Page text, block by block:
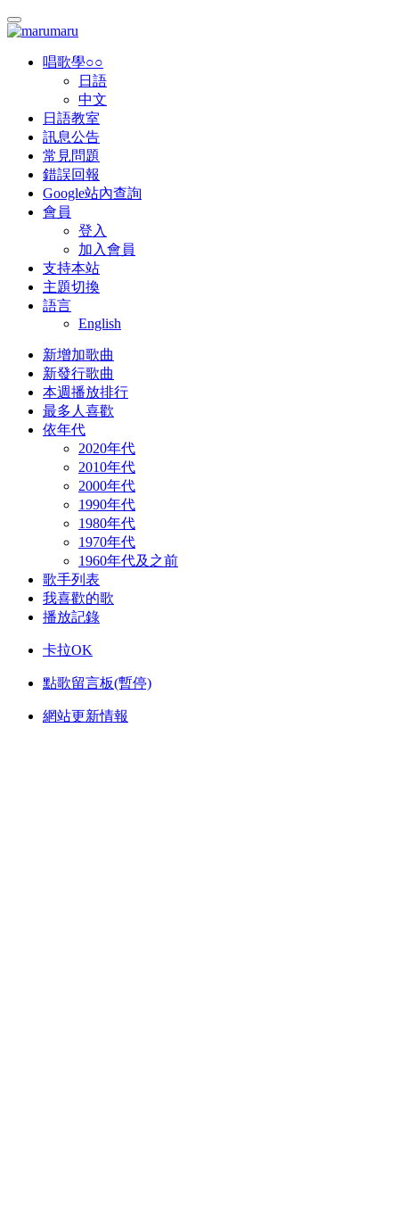
唱歌學○○
日語
中文
日語教室
訊息公告
常見問題
錯誤回報
Google站內查詢
會員
登入
加入會員
支持本站
主題切換
語言
English
新增加歌曲
新發行歌曲
本週播放排行
最多人喜歡
依年代
2020年代
2010年代
2000年代
1990年代
1980年代
1970年代
1960年代及之前
歌手列表
我喜歡的歌
播放記錄
卡拉OK
點歌留言板(暫停)
網站更新情報